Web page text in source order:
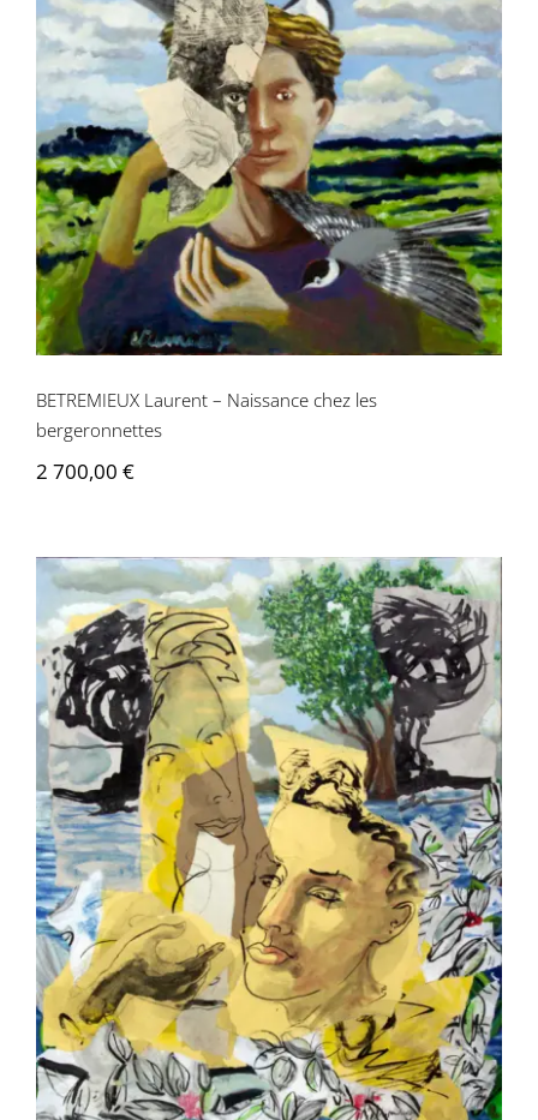
BETREMIEUX Laurent – Naissance chez
les bergeronnettes
BETREMIEUX Laurent – Naissance chez les
bergeronnettes
2 700,00 €
BETREMIEUX Laurent – Le bavardage
des pies